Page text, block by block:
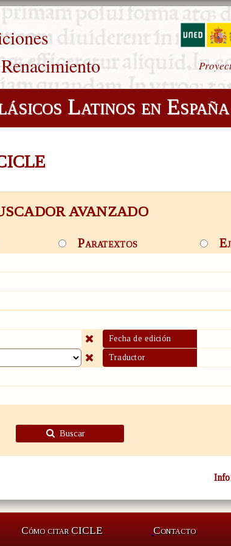
Latinos en España
AVANZADO
Paratextos
Fecha de edición
Traductor
Buscar
Cómo citar CICLE Contacto